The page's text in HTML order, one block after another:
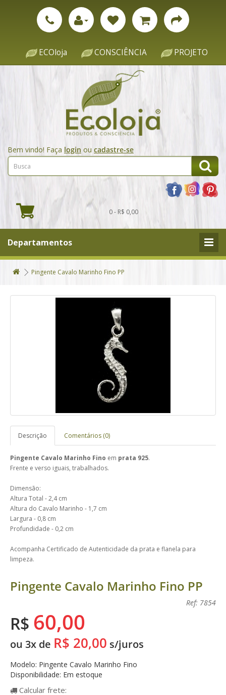
ECOloja CONSCIÊNCIA PROJETO
Bem vindo! Faça login ou cadastre-se
0 - R$ 0,00
Departamentos
Pingente Cavalo Marinho Fino PP
Descrição Comentários (0)
Pingente Cavalo Marinho Fino em prata 925.
Frente e verso iguais, trabalhados.
Dimensão:
Altura Total - 2,4 cm
Altura do Cavalo Marinho - 1,7 cm
Largura - 0,8 cm
Profundidade - 0,2 cm
Acompanha Certificado de Autenticidade da prata e flanela para
limpeza.
Pingente Cavalo Marinho Fino PP
Ref: 7854
R$ 60,00
ou 3x de R$ 20,00 s/juros
Modelo: Pingente Cavalo Marinho Fino
Disponibilidade: Em estoque
Calcular frete: